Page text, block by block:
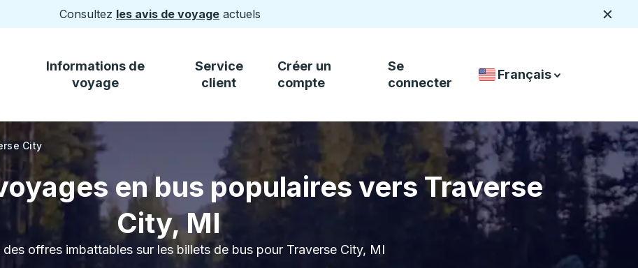
Consultez les avis de voyage actuels
Informations de
voyage
Service
client
Créer un
compte
Se
connecter
Sélecteur de langue de
Français
down arrow
down arrow
City
en bus populaires vers Traverse
City, MI
des offres imbattables sur les billets de bus pour Traverse City, MI